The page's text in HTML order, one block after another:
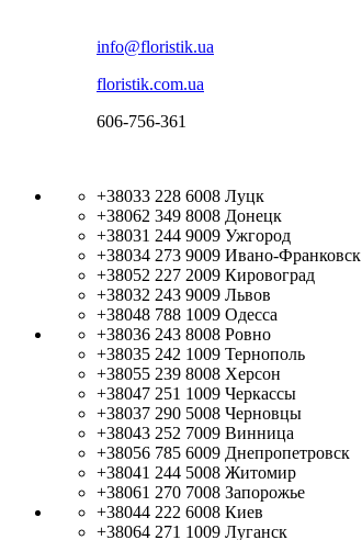
info@floristik.ua
floristik.com.ua
606-756-361
+38033 228 6008 Луцк
+38062 349 8008 Донецк
+38031 244 9009 Ужгород
+38034 273 9009 Ивано-Франковск
+38052 227 2009 Кировоград
+38032 243 9009 Львов
+38048 788 1009 Одесса
+38036 243 8008 Ровно
+38035 242 1009 Тернополь
+38055 239 8008 Херсон
+38047 251 1009 Черкассы
+38037 290 5008 Черновцы
+38043 252 7009 Винница
+38056 785 6009 Днепропетровск
+38041 244 5008 Житомир
+38061 270 7008 Запорожье
+38044 222 6008 Киев
+38064 271 1009 Луганск